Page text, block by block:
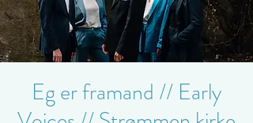
Eg er framand // Early